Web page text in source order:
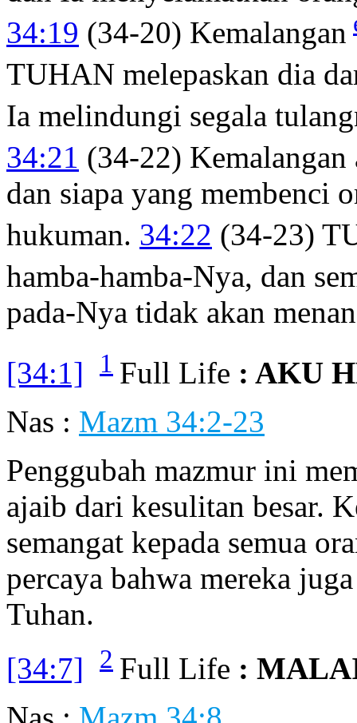
34:19 (34-20) Kemalangan
TUHAN melepaskan dia
Ia melindungi segala
34:21 (34-22)
dan siapa yang membenci
hukuman. 34:22 (34-23)
hamba-hamba-Nya, dan
pada-Nya tidak akan
[34:1]
1 Full Life : AKU
Nas : Mazm 34:2-23
Penggubah mazmur ini
ajaib dari kesulitan besar.
semangat kepada semua
percaya bahwa mereka
Tuhan.
[34:7]
2 Full Life :